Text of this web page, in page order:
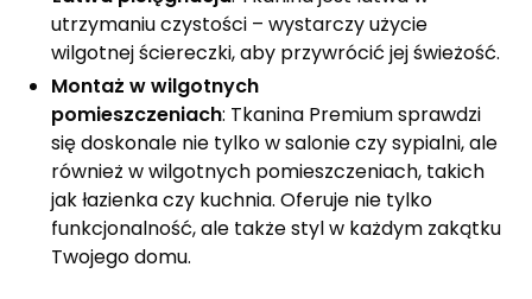
utrzymaniu czystości – wystarczy użycie
wilgotnej ściereczki, aby przywrócić jej świeżość.
Montaż w wilgotnych
pomieszczeniach: Tkanina Premium sprawdzi
się doskonale nie tylko w salonie czy sypialni, ale
również w wilgotnych pomieszczeniach, takich
jak łazienka czy kuchnia. Oferuje nie tylko
funkcjonalność, ale także styl w każdym zakątku
Twojego domu.